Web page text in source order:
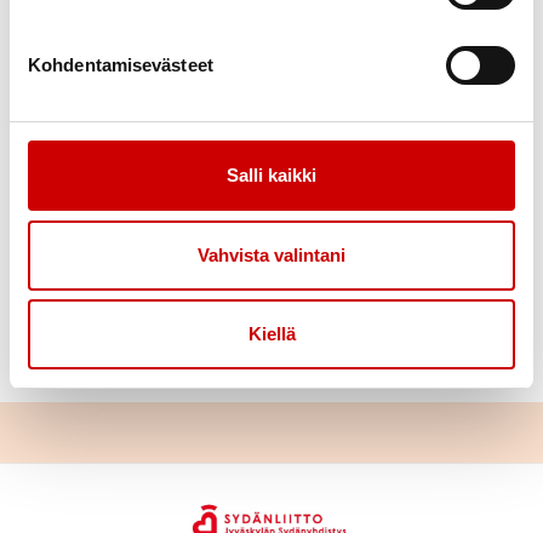
Kohdentamisevästeet
Salli kaikki
Vahvista valintani
Kiellä
jatkaa kulkemalla koskesta n. 50 m kaupunkiin päin ja
kääntyä oikealle rautatien ja rantaväylän tunneleista
läpi Ristonmaan puolelle. Rantaväylän vieressä on
muistaa kääntyä oikealle takaisin Korkeakoskentielle
Aaronraittia pitkin, koska Keuruuntiellä Rantaväylän
kohdalla on jalankulku kielletty.
Samalla matkalla voitte tarkistaa lähimmän
sydäniskurin sijaintipaikan. Sellainen on Prisman
käytävällä, Keljon Kauppakeskuksen käytävällä ja